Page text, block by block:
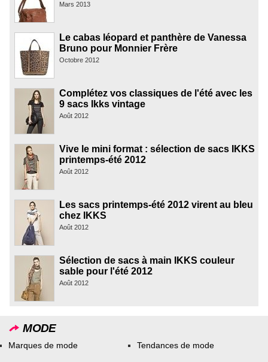
Mars 2013
Le cabas léopard et panthère de Vanessa
Bruno pour Monnier Frère
Octobre 2012
Complétez vos classiques de l'été avec les
9 sacs Ikks vintage
Août 2012
Vive le mini format : sélection de sacs IKKS
printemps-été 2012
Août 2012
Les sacs printemps-été 2012 virent au bleu
chez IKKS
Août 2012
Sélection de sacs à main IKKS couleur
sable pour l'été 2012
Août 2012
MODE
Marques de mode Tendances de mode